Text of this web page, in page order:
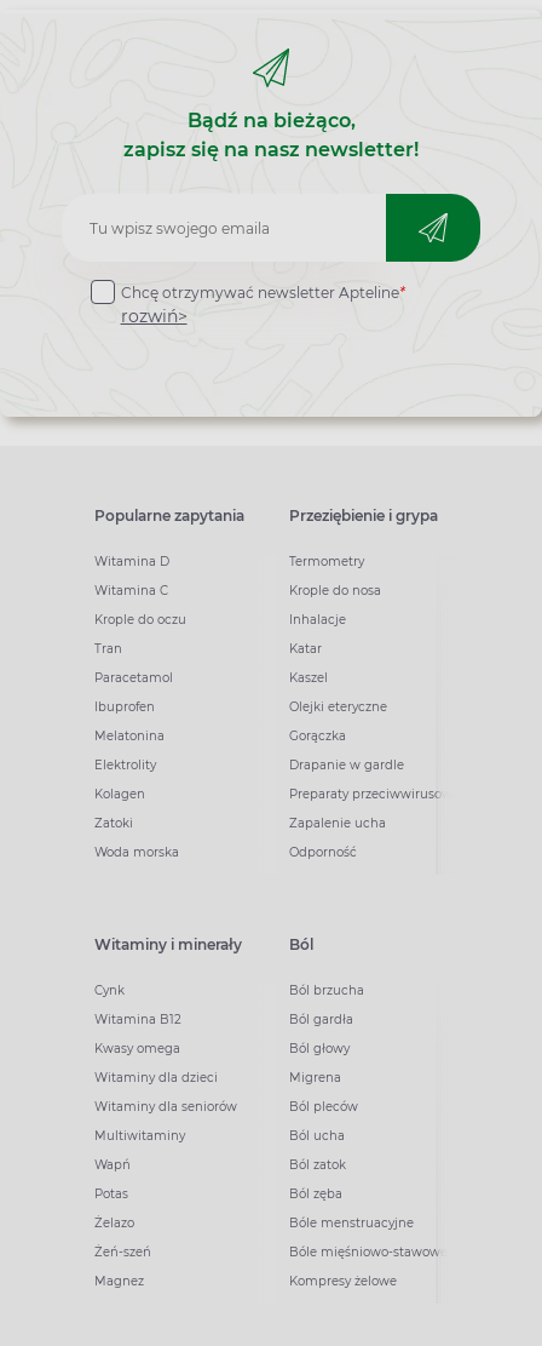
Bądź na bieżąco,
zapisz się na nasz newsletter!
Zapisz
do
newslettera
Chcę otrzymywać newsletter Apteline*
rozwiń>
Popularne zapytania
Witamina D
Witamina C
Krople do oczu
Tran
Paracetamol
Ibuprofen
Melatonina
Elektrolity
Kolagen
Zatoki
Woda morska
Przeziębienie i grypa
Termometry
Krople do nosa
Inhalacje
Katar
Kaszel
Olejki eteryczne
Gorączka
Drapanie w gardle
Preparaty przeciwwirusowe
Zapalenie ucha
Odporność
Witaminy i minerały
Cynk
Witamina B12
Kwasy omega
Witaminy dla dzieci
Witaminy dla seniorów
Multiwitaminy
Wapń
Potas
Żelazo
Żeń-szeń
Magnez
Ból
Ból brzucha
Ból gardła
Ból głowy
Migrena
Ból pleców
Ból ucha
Ból zatok
Ból zęba
Bóle menstruacyjne
Bóle mięśniowo-stawowe
Kompresy żelowe